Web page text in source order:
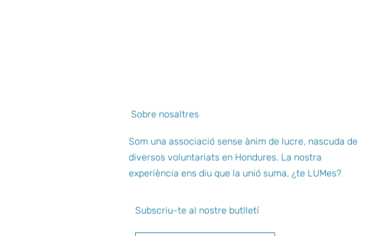
Sobre nosaltres
Som una associació sense ànim de lucre, nascuda de
diversos voluntariats en Hondures. La nostra
experiència ens diu que la unió suma, ¿te LUMes?
Subscriu-te al nostre butlletí